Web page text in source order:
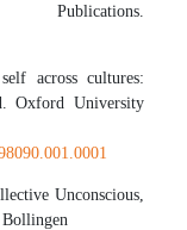
across cultures:
Oxford University
Unconscious,